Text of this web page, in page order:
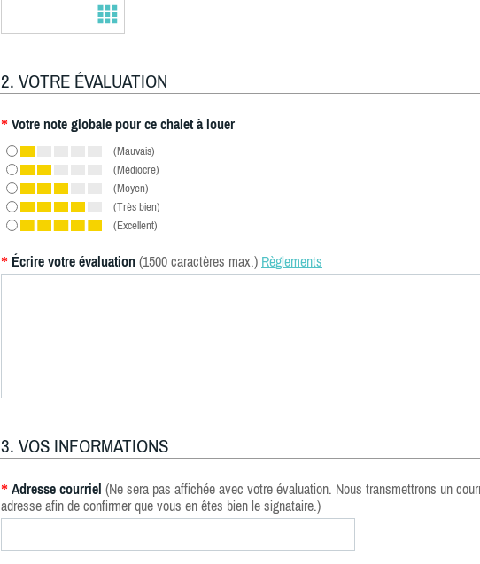
2. VOTRE ÉVALUATION
* Votre note globale pour ce chalet à louer
(Mauvais)
(Médiocre)
(Moyen)
(Très bien)
(Excellent)
* Écrire votre évaluation (1500 caractères max.) Règlements
3. VOS INFORMATIONS
* Adresse courriel (Ne sera pas affichée avec votre évaluation. Nous transmettrons un
adresse afin de confirmer que vous en êtes bien le signataire.)